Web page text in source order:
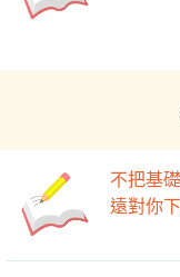
不把基
遠對你